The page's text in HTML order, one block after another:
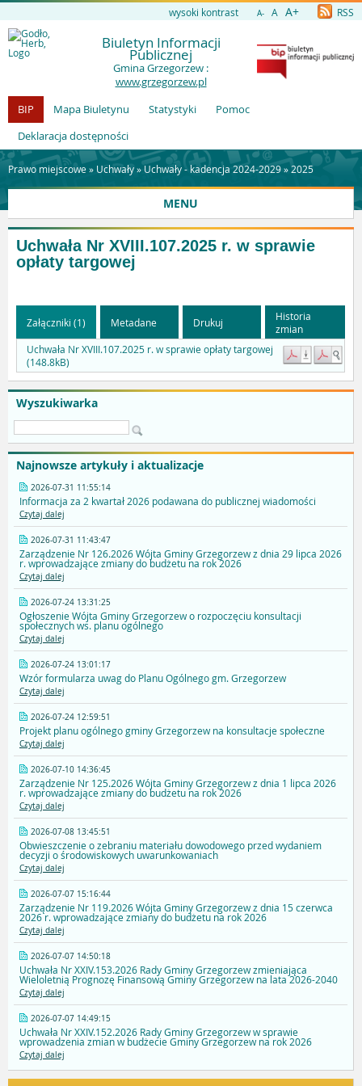
wysoki kontrast A- A A+ RSS
Biuletyn Informacji
Publicznej
Gmina Grzegorzew :
www.grzegorzew.pl
BIP
Mapa Biuletynu Statystyki
Pomoc
Deklaracja dostępności
Prawo miejscowe » Uchwały» Uchwały - kadencja 2024-2029»2025
MENU
Wyszukiwarka
Najnowsze artykuły i aktualizacje
2026-07-31 11:55:14
Informacja za 2 kwartał 2026 podawana do publicznej wiadomości
Czytaj dalej
2026-07-31 11:43:47
Zarządzenie Nr 126.2026 Wójta Gminy Grzegorzew z dnia 29 lipca 2026
r. wprowadzające zmiany do budżetu na rok 2026
Czytaj dalej
2026-07-24 13:31:25
Ogłoszenie Wójta Gminy Grzegorzew o rozpoczęciu konsultacji
społecznych ws. planu ogólnego
Czytaj dalej
2026-07-24 13:01:17
Wzór formularza uwag do Planu Ogólnego gm. Grzegorzew
Czytaj dalej
2026-07-24 12:59:51
Projekt planu ogólnego gminy Grzegorzew na konsultacje społeczne
Czytaj dalej
2026-07-10 14:36:45
Zarządzenie Nr 125.2026 Wójta Gminy Grzegorzew z dnia 1 lipca 2026
r. wprowadzające zmiany do budżetu na rok 2026
Czytaj dalej
2026-07-08 13:45:51
Obwieszczenie o zebraniu materiału dowodowego przed wydaniem
decyzji o środowiskowych uwarunkowaniach
Czytaj dalej
2026-07-07 15:16:44
Zarządzenie Nr 119.2026 Wójta Gminy Grzegorzew z dnia 15 czerwca
2026 r. wprowadzające zmiany do budżetu na rok 2026
Czytaj dalej
2026-07-07 14:50:18
Uchwała Nr XXIV.153.2026 Rady Gminy Grzegorzew zmieniająca
Wieloletnią Prognozę Finansową Gminy Grzegorzew na lata 2026-2040
Czytaj dalej
2026-07-07 14:49:15
Uchwała Nr XXIV.152.2026 Rady Gminy Grzegorzew w sprawie
wprowadzenia zmian w budżecie Gminy Grzegorzew na rok 2026
Czytaj dalej
Uchwała Nr XVIII.107.2025 r. w sprawie
opłaty targowej
Załączniki (1) Metadane Drukuj
Historia
zmian
Uchwała Nr XVIII.107.2025 r. w sprawie opłaty targowej
(148.8kB)